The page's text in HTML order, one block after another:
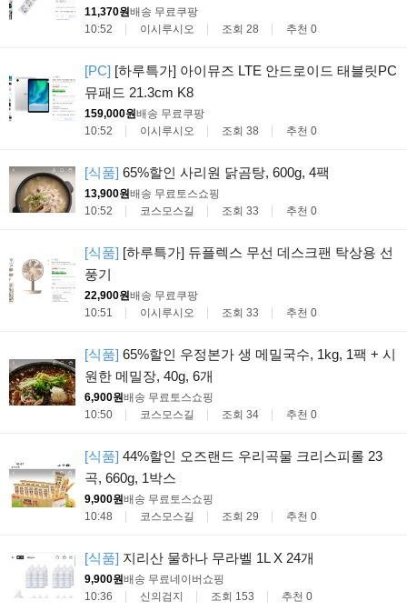
11,370원배송 무료쿠팡
10:52
이시루시오 조회 28 추천 0
[PC] [하루특가] 아이뮤즈 LTE 안드로이드 태블릿PC
뮤패드 21.3cm K8
159,000원배송 무료쿠팡
10:52
이시루시오 조회 38 추천 0
[식품] 65%할인 사리원 닭곰탕, 600g, 4팩
13,900원배송 무료토스쇼핑
10:52
코스모스길 조회 33 추천 0
[식품] [하루특가] 듀플렉스 무선 데스크팬 탁상용 선
풍기
22,900원배송 무료쿠팡
10:51
이시루시오 조회 33 추천 0
[식품] 65%할인 우정본가 생 메밀국수, 1kg, 1팩 + 시
원한 메밀장, 40g, 6개
6,900원배송 무료토스쇼핑
10:50
코스모스길 조회 34 추천 0
[식품] 44%할인 오즈랜드 우리곡물 크리스피롤 23
곡, 660g, 1박스
9,900원배송 무료토스쇼핑
10:48
코스모스길 조회 29 추천 0
[식품] 지리산 물하나 무라벨 1L X 24개
9,900원배송 무료네이버쇼핑
10:36
신의검지 조회 153 추천 0